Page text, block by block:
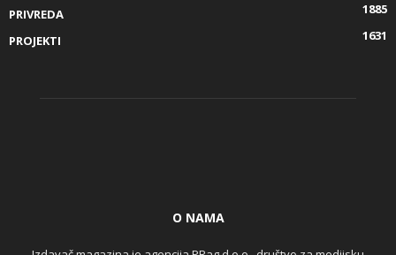
PRIVREDA
1885
PROJEKTI
1631
O NAMA